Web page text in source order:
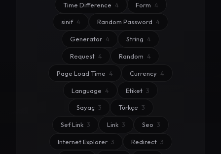
Time Difference 4 Form 4
sinif 4 Random Password 4
Generator 4 String 4
Request 4 Random 4
Page Load Time 4 Currency 4
Language 4 Etiket 3
Sayaç 3 Türkçe 3
Sef Link 3 Link 3 Seo 3
Internet Explorer 3 Redirect 3